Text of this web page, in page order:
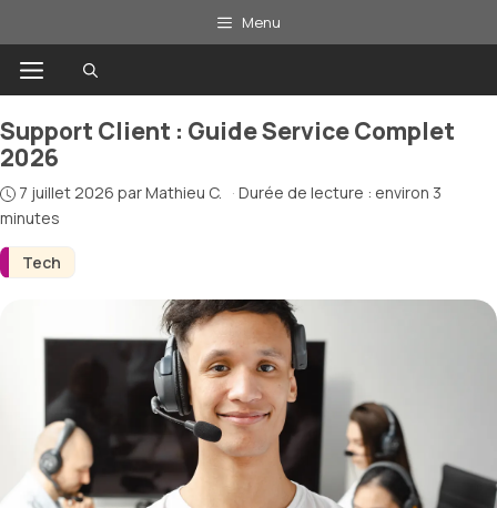
au
contenu
Menu
Menu
Tech
Support Client : Guide Service Complet
2026
7 juillet 2026 parMathieu C. · Durée de lecture : environ 3
minutes